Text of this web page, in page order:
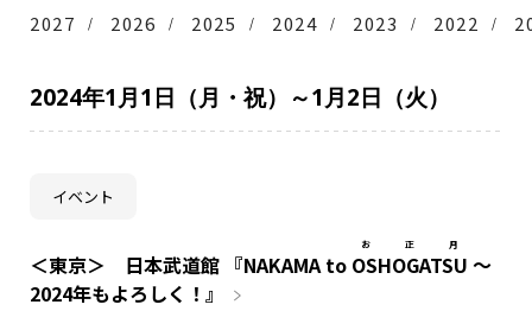
DISCOGRAPHY
CHIZUSHOP
2027 2026 2025 2024 2023 2022
2024年1月1日（月・祝）～1月2日（火）
イベント
＜東京＞ 日本武道館 『NAKAMA to OSHOGATSU
お正月
～
2024年もよろしく！』